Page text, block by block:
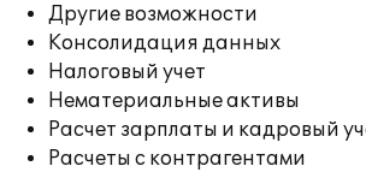
Другие возможности
Консолидация данных
Налоговый учет
Нематериальные активы
Расчет зарплаты и кадровый
Расчеты с контрагентами